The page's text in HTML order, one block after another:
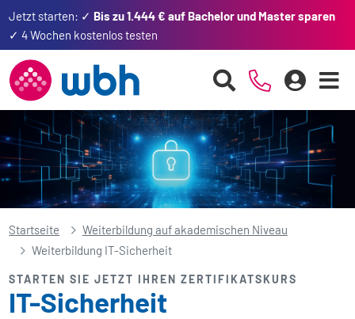
Jetzt starten: ✓ Bis zu 1.444 € auf Bachelor und Master sparen
✓ 4 Wochen kostenlos testen
Startseite
Weiterbildung auf akademischen Niveau
Weiterbildung IT-Sicherheit
STARTEN SIE JETZT IHREN ZERTIFIKATSKURS
IT-Sicherheit